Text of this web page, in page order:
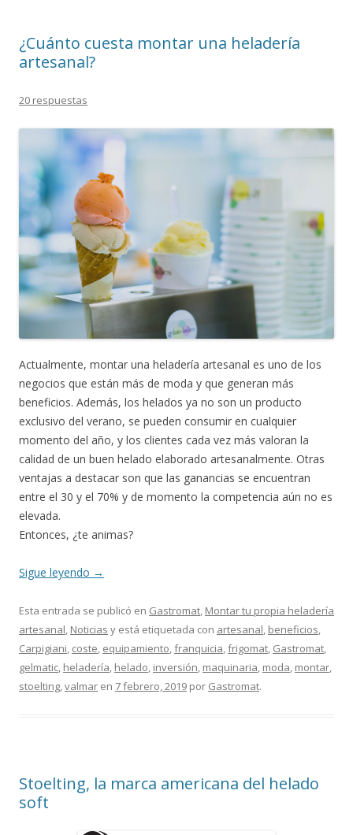
¿Cuánto cuesta montar una heladería
artesanal?
20 respuestas
Actualmente, montar una heladería artesanal es uno de los
negocios que están más de moda y que generan más
beneficios. Además, los helados ya no son un producto
exclusivo del verano, se pueden consumir en cualquier
momento del año, y los clientes cada vez más valoran la
calidad de un buen helado elaborado artesanalmente. Otras
ventajas a destacar son que las ganancias se encuentran
entre el 30 y el 70% y de momento la competencia aún no es
elevada.
Entonces, ¿te animas?
Sigue leyendo →
Esta entrada se publicó en Gastromat, Montar tu propia heladería
artesanal, Noticias y está etiquetada con artesanal, beneficios,
Carpigiani, coste, equipamiento,franquicia,frigomat, Gastromat,
gelmatic, heladería, helado, inversión, maquinaria, moda, montar,
stoelting,valmar en 7 febrero, 2019 por Gastromat.
Stoelting, la marca americana del helado
soft